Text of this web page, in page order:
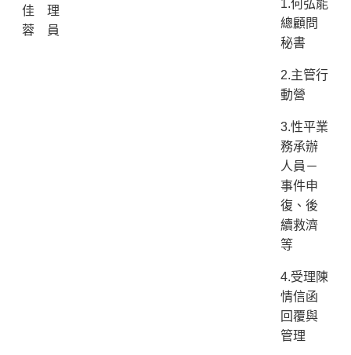
佳
蓉
理
員
1.何弘能
總顧問
秘書
2.主管行
動營
3.性平業
務承辦
人員－
事件申
復、後
續救濟
等
4.受理陳
情信函
回覆與
管理